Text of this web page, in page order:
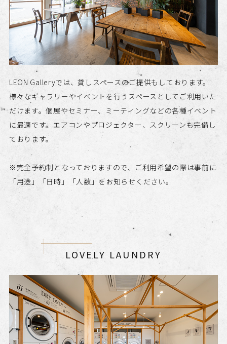
LEON Galleryでは、貸しスペースのご提供もしております。
様々なギャラリーやイベントを行うスペースとしてご利用いた
だけます。個展やセミナー、ミーティングなどの各種イベント
に最適です。エアコンやプロジェクター、スクリーンも完備し
ております。
​​​​​​​※完全予約制となっておりますので、ご利用希望の際は事前に
「用途」「日時」「人数」をお知らせください。
LOVELY LAUNDRY